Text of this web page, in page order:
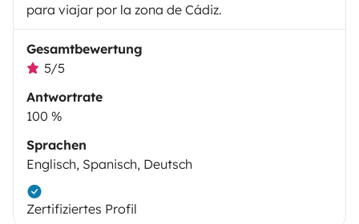
para viajar por la zona de Cádiz.
Gesamtbewertung
5/5
Antwortrate
100 %
Sprachen
Englisch, Spanisch, Deutsch
Zertifiziertes Profil